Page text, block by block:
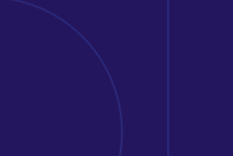
Erbjudande
Att jobba på Avega